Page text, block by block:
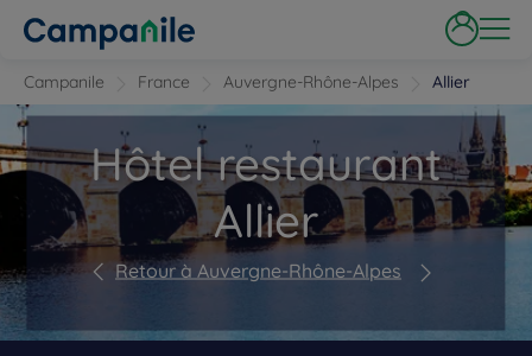
Campanile France Auvergne-Rhône-Alpes Allier
Hôtel restaurant
Allier
Retour à Auvergne-Rhône-Alpes